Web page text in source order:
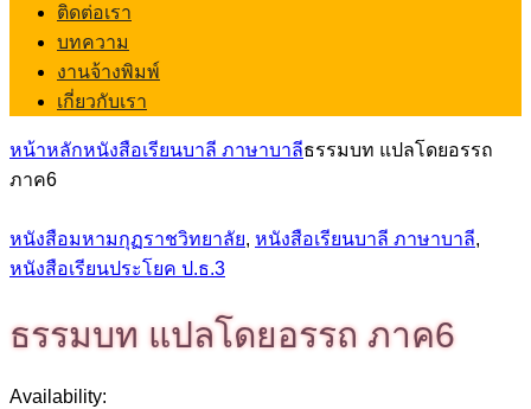
ติดต่อเรา
บทความ
งานจ้างพิมพ์
เกี่ยวกับเรา
หน้าหลักหนังสือเรียนบาลี ภาษาบาลีธรรมบท แปลโดยอรรถ
ภาค6
หนังสือมหามกุฏราชวิทยาลัย, หนังสือเรียนบาลี ภาษาบาลี,
หนังสือเรียนประโยค ป.ธ.3
ธรรมบท แปลโดยอรรถ ภาค6
Availability: